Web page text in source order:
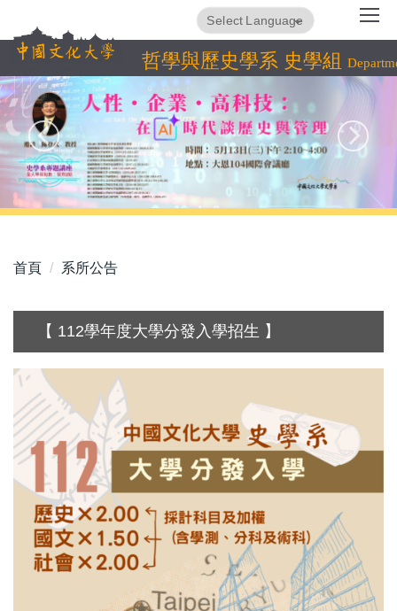
到
主
要
內
容
區
哲學與歷史學系 史學組
Powered by
首頁 系所公告
【 112學年度大學分發入學招生 】